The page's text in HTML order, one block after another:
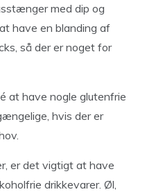
med dip og
have en blanding af
så der er noget for
at have nogle glutenfrie
hvis der er
er det vigtigt at have
drikkevarer. Øl,